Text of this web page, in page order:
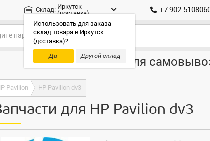
Склад: Иркутск
(доставка)
Использовать для заказа
склад товара в Иркутск
(доставка)?
Да
Другой склад
+7 902
Только доставка, для
Pavilion HP Pavilion dv3
для HP Pavilion dv3